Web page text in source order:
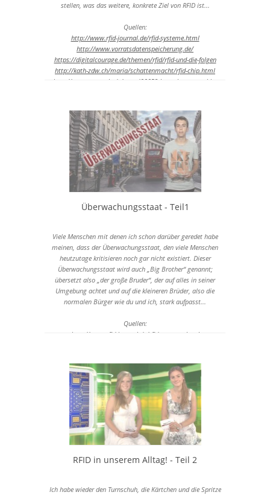
stellen, was das weitere, konkrete Ziel von RFID ist...
Quellen:
http://www.rfid-journal.de/rfid-systeme.html
http://www.vorratsdatenspeicherung.de/
https://digitalcourage.de/themen/rfid/rfid-und-die-folgen
http://kath-zdw.ch/maria/schattenmacht/rfid-chip.html
http://www.netzwelt.de/news/66659-los-gehts-erste-chip-
Überwachungsstaat - Teil1
Viele Menschen mit denen ich schon darüber geredet habe
meinen, dass der Überwachungsstaat, den viele Menschen
heutzutage kritisieren noch gar nicht existiert. Dieser
Überwachungsstaat wird auch „Big Brother“ genannt;
übersetzt also „der große Bruder“, der auf alles in seiner
Umgebung achtet und auf die kleineren Brüder, also die
normalen Bürger wie du und ich, stark aufpasst...
Quellen:
http://www.rfid-journal.de/rfid-systeme.html
http://kath-zdw.ch/maria/schattenmacht/rfid-chip.html
http://www.netzwelt.de/news/66659-los-gehts-erste-chip-
implantate-menschen
http://www.spiegel.de/#action=404&ref=hpinject404
RFID in unserem Alltag! - Teil 2
Ich habe wieder den Turnschuh, die Kärtchen und die Spritze